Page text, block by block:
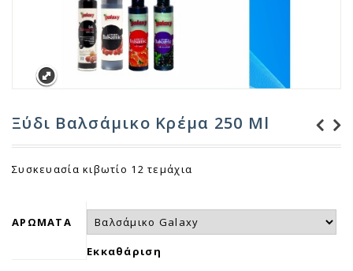
Ξύδι Βαλσάμικο Κρέμα 250 Ml
Συσκευασία κιβωτίο 12 τεμάχια
ΑΡΩΜΑΤΑ
Εκκαθάριση